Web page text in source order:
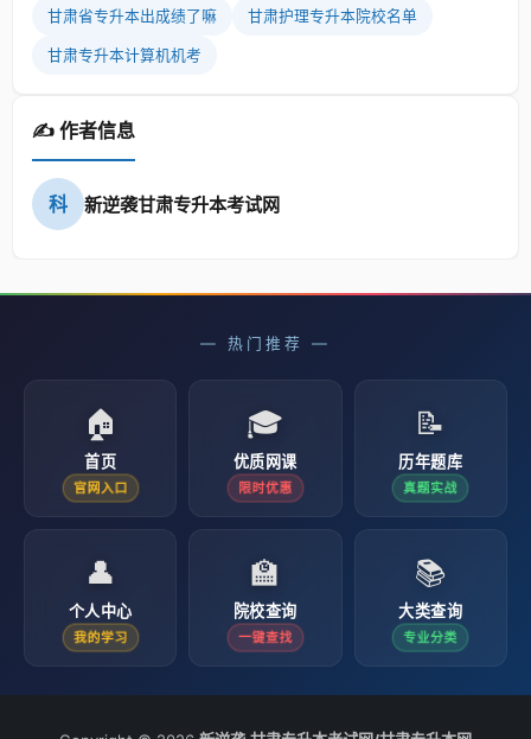
甘肃省专升本出成绩了嘛 甘肃护理专升本院校名单
甘肃专升本计算机机考
✍️ 作者信息
科 新逆袭甘肃专升本考试网
— 热门推荐 —
🏠
首页
官网入口
🎓
优质网课
限时优惠
📝
历年题库
真题实战
👤
个人中心
我的学习
🏫
院校查询
一键查找
📚
大类查询
专业分类